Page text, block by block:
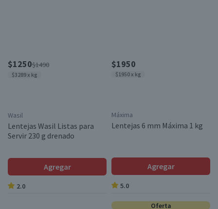
$1250$1490
$3289 x kg
Wasil
Lentejas Wasil Listas para
Servir 230 g drenado
Agregar
2.0
$1950
$1950 x kg
Máxima
Lentejas 6 mm Máxima 1 kg
Agregar
5.0
Oferta